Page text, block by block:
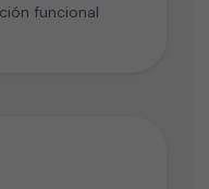
funcional